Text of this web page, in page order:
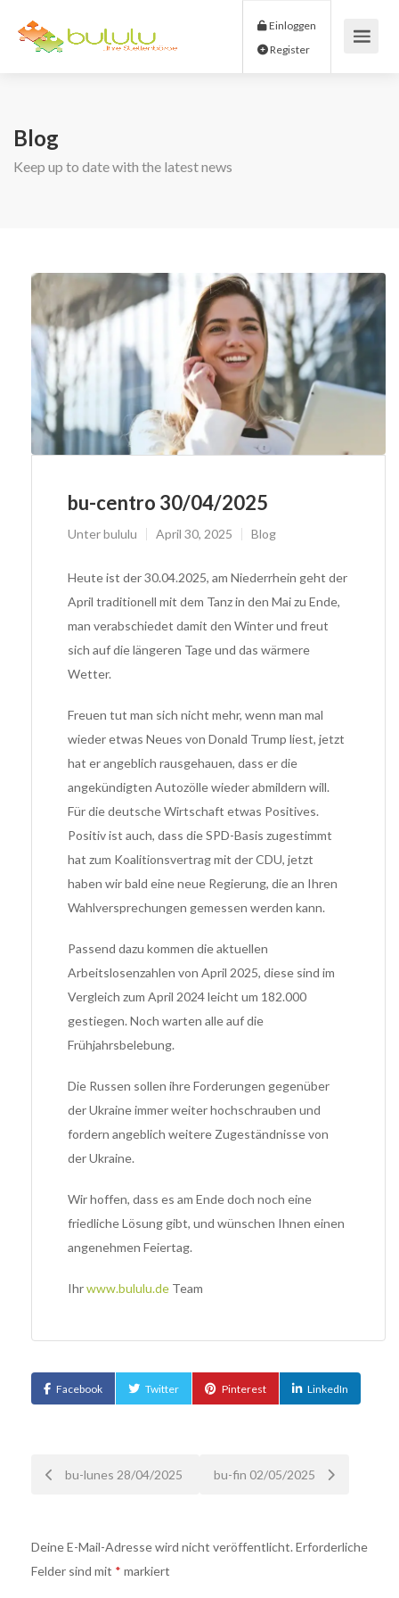
Einloggen
Blog
Keep up to date with the latest news
bu-centro 30/04/2025
Unterbululu April 30, 2025 Blog
Heute ist der 30.04.2025, am Niederrhein geht der
April traditionell mit dem Tanz in den Mai zu Ende,
man verabschiedet damit den Winter und freut
sich auf die längeren Tage und das wärmere
Wetter.
Freuen tut man sich nicht mehr, wenn man mal
wieder etwas Neues von Donald Trump liest, jetzt
hat er angeblich rausgehauen, dass er die
angekündigten Autozölle wieder abmildern will.
Für die deutsche Wirtschaft etwas Positives.
Positiv ist auch, dass die SPD-Basis zugestimmt
hat zum Koalitionsvertrag mit der CDU, jetzt
haben wir bald eine neue Regierung, die an Ihren
Wahlversprechungen gemessen werden kann.
Passend dazu kommen die aktuellen
Arbeitslosenzahlen von April 2025, diese sind im
Vergleich zum April 2024 leicht um 182.000
gestiegen. Noch warten alle auf die
Frühjahrsbelebung.
Die Russen sollen ihre Forderungen gegenüber
der Ukraine immer weiter hochschrauben und
fordern angeblich weitere Zugeständnisse von
der Ukraine.
Wir hoffen, dass es am Ende doch noch eine
friedliche Lösung gibt, und wünschen Ihnen einen
angenehmen Feiertag.
Ihrwww.bululu.de Team
Facebook Twitter Pinterest LinkedIn
Nach
Navigation
bu-lunes 28/04/2025 bu-fin 02/05/2025
Deine E-Mail-Adresse wird nicht veröffentlicht. Erforderliche
Felder sind mit * markiert